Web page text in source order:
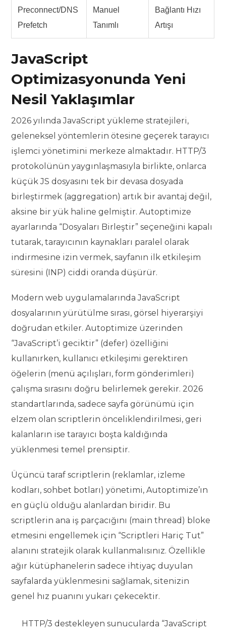
Preconnect/DNS
Prefetch
Manuel
Tanımlı
Bağlantı Hızı
Artışı
JavaScript
Optimizasyonunda Yeni
Nesil Yaklaşımlar
2026 yılında JavaScript yükleme stratejileri,
geleneksel yöntemlerin ötesine geçerek tarayıcı
işlemci yönetimini merkeze almaktadır. HTTP/3
protokolünün yaygınlaşmasıyla birlikte, onlarca
küçük JS dosyasını tek bir devasa dosyada
birleştirmek (aggregation) artık bir avantaj değil,
aksine bir yük haline gelmiştir. Autoptimize
ayarlarında “Dosyaları Birleştir” seçeneğini kapalı
tutarak, tarayıcının kaynakları paralel olarak
indirmesine izin vermek, sayfanın ilk etkileşim
süresini (INP) ciddi oranda düşürür.
Modern web uygulamalarında JavaScript
dosyalarının yürütülme sırası, görsel hiyerarşiyi
doğrudan etkiler. Autoptimize üzerinden
“JavaScript’i geciktir” (defer) özelliğini
kullanırken, kullanıcı etkileşimi gerektiren
öğelerin (menü açılışları, form gönderimleri)
çalışma sırasını doğru belirlemek gerekir. 2026
standartlarında, sadece sayfa görünümü için
elzem olan scriptlerin önceliklendirilmesi, geri
kalanların ise tarayıcı boşta kaldığında
yüklenmesi temel prensiptir.
Üçüncü taraf scriptlerin (reklamlar, izleme
kodları, sohbet botları) yönetimi, Autoptimize’ın
en güçlü olduğu alanlardan biridir. Bu
scriptlerin ana iş parçacığını (main thread) bloke
etmesini engellemek için “Scriptleri Hariç Tut”
alanını stratejik olarak kullanmalısınız. Özellikle
ağır kütüphanelerin sadece ihtiyaç duyulan
sayfalarda yüklenmesini sağlamak, sitenizin
genel hız puanını yukarı çekecektir.
HTTP/3 destekleyen sunucularda “JavaScript